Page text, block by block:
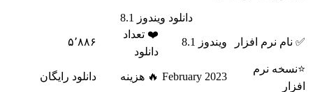
دانلود ویندوز 8.1
نرم افزار ویندوز 8.1
❤️ تعداد
۵٬۸۸۶
نرم
February 2023 🔥 هزینه دانلود رایگان